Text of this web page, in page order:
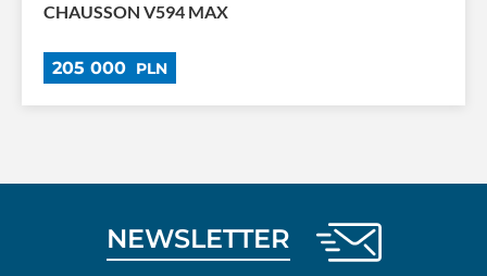
CHAUSSON V594 MAX
205 000 PLN
NEWSLETTER